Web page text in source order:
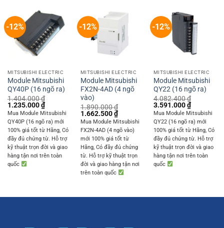
-12%
MITSUBISHI ELECTRIC
Module Mitsubishi
QY40P (16 ngõ ra)
1.404.000₫
Original
price
was:
1.404.000 ₫.
1.235.000₫Current
price
is:
1.235.000 ₫.
Mua Module Mitsubishi
QY40P (16 ngõ ra) mới
100% giá tốt từ Hãng, Có
đầy đủ chứng từ. Hỗ trợ
kỹ thuật trọn đời và giao
hàng tận nơi trên toàn
quốc
-12%
MITSUBISHI ELECTRIC
Module Mitsubishi
FX2N-4AD (4 ngõ
vào)
1.890.000₫
Original
price
was:
1.890.000 ₫.
1.662.500₫Current
price
is:
1.662.500 ₫.
Mua Module Mitsubishi
FX2N-4AD (4 ngõ vào)
mới 100% giá tốt từ
Hãng, Có đầy đủ chứng
từ. Hỗ trợ kỹ thuật trọn
đời và giao hàng tận nơi
trên toàn quốc
-12%
MITSUBISHI ELECTRIC
Module Mitsubishi
QY22 (16 ngõ ra)
4.082.400₫
Original
price
was:
4.082.400 ₫.
3.591.000₫Current
price
is:
3.591.000
Mua Module Mitsubishi
QY22 (16 ngõ ra) mới
100% giá tốt từ Hãng, Có
đầy đủ chứng từ. Hỗ trợ
kỹ thuật trọn đời và giao
hàng tận nơi trên toàn
quốc